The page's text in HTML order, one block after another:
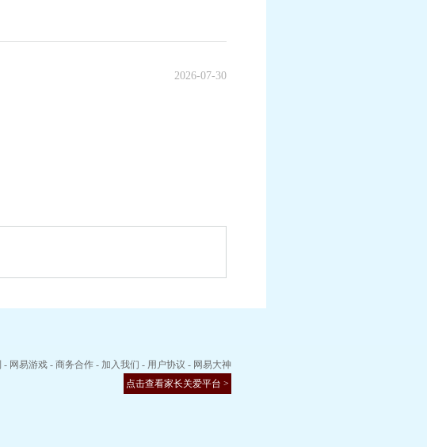
2026-07-30
- 网易游戏 - 商务合作 - 加入我们 - 用户协议 - 网易大神
点击查看家长关爱平台 >